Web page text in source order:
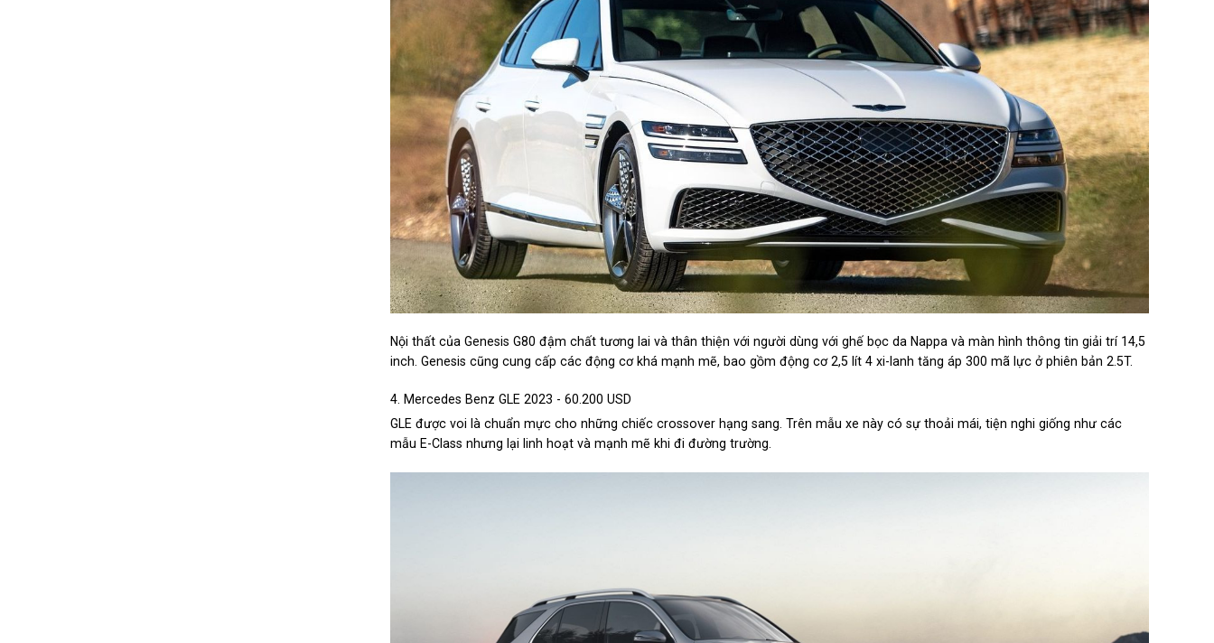
Nội thất của Genesis G80 đậm chất tương lai và thân thiện với người dùng với ghế bọc da Nappa và màn hình thông tin giải trí 14,5
inch. Genesis cũng cung cấp các động cơ khá mạnh mẽ, bao gồm động cơ 2,5 lít 4 xi-lanh tăng áp 300 mã lực ở phiên bản 2.5T.
4. Mercedes Benz GLE 2023 - 60.200 USD
GLE được voi là chuẩn mực cho những chiếc crossover hạng sang. Trên mẫu xe này có sự thoải mái, tiện nghi giống như các
mẫu E-Class nhưng lại linh hoạt và mạnh mẽ khi đi đường trường.